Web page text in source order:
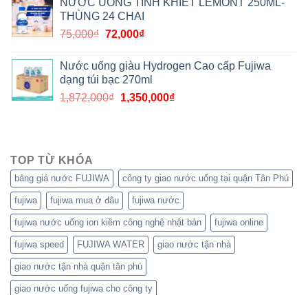
NƯỚC UỐNG TINH KHIẾT LEMONT 250ML-
THÙNG 24 CHAI
75,000₫ 72,000₫
Nước uống giàu Hydrogen Cao cấp Fujiwa
dạng túi bạc 270ml
1,872,000₫ 1,350,000₫
TOP TỪ KHÓA
bảng giá nước FUJIWA công ty giao nước uống tại quận Tân Phú
fujiwa fujiwa mua ở đâu fujiwa nước
fujiwa nước uống ion kiềm công nghệ nhật bản fujiwa online
fujiwa speed FUJIWA WATER giao nước tận nhà
giao nước tận nhà quận tân phú
giao nước uống fujiwa cho công ty